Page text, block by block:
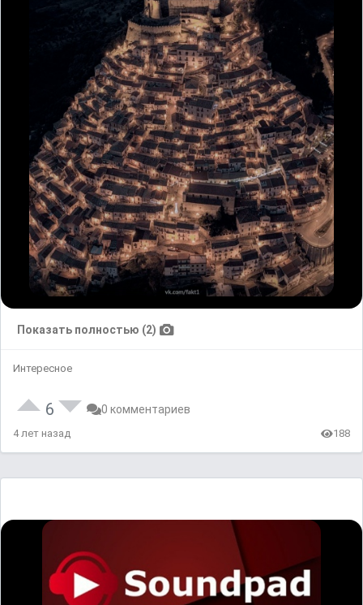
Показать полностью (2)
Интересное
6 0 комментариев
4 лет назад 188